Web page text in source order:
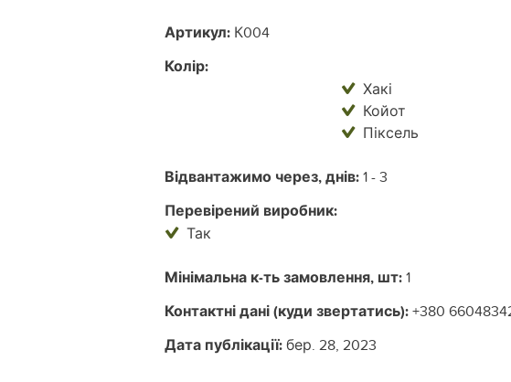
Артикул: К004
Колір:
Хакі
Койот
Піксель
Відвантажимо через, днів:1 - 3
Перевірений виробник:
Так
Мінімальна к-ть замовлення, шт:1
Контактні дані (куди звертатись):+380
Дата публікації:бер. 28, 2023